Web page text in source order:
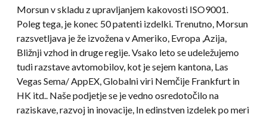
Morsun v skladu z upravljanjem kakovosti ISO9001.
Poleg tega, je konec 50 patenti izdelki. Trenutno, Morsun
razsvetljava je že izvožena v Ameriko, Evropa ,Azija,
Bližnji vzhod in druge regije. Vsako leto se udeležujemo
tudi razstave avtomobilov, kot je sejem kantona, Las
Vegas Sema/ AppEX, Globalni viri Nemčije Frankfurt in
HK itd.. Naše podjetje se je vedno osredotočilo na
raziskave, razvoj in inovacije, In edinstven izdelek po meri